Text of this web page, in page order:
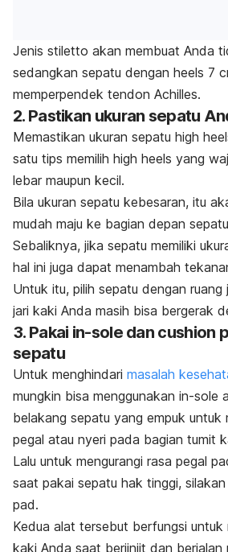
Jenis stiletto akan membuat Anda
sedangkan sepatu dengan heels 7
memperpendek tendon Achilles.
2. Pastikan ukuran sepatu
Memastikan ukuran sepatu high
satu tips memilih high heels yang
lebar maupun kecil.
Bila ukuran sepatu kebesaran, itu
mudah maju ke bagian depan
Sebaliknya, jika sepatu memiliki
hal ini juga dapat menambah
Untuk itu, pilih sepatu dengan ruang
jari kaki Anda masih bisa bergerak
3. Pakai in-sole dan cushion
sepatu
Untuk menghindari masalah
mungkin bisa menggunakan in-sole
belakang sepatu yang empuk untuk
pegal atau nyeri pada bagian tumit
Lalu untuk mengurangi rasa pegal
saat pakai sepatu hak tinggi,
pad.
Kedua alat tersebut berfungsi untuk
kaki Anda saat berjinjit dan berjalan